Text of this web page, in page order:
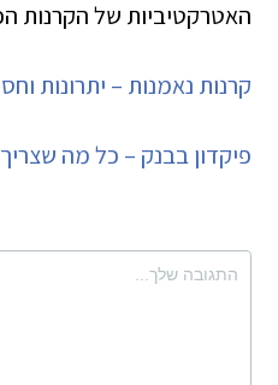
האטרקטיביות של הקרנות
קרנות נאמנות – יתרונות
פיקדון בבנק – כל מה